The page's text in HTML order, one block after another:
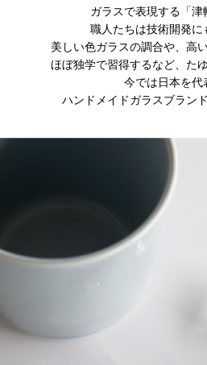
ガラスで表現する「津
職人たちは技術開発に
美しい色ガラスの調合や、高
ほぼ独学で習得するなど、た
今では日本を代
ハンドメイドガラスブラン